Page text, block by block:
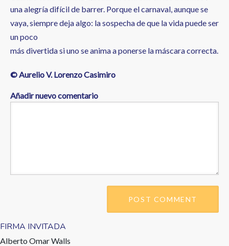
una alegría difícil de barrer. Porque el carnaval, aunque se
vaya, siempre deja algo: la sospecha de que la vida puede ser
un poco
más divertida si uno se anima a ponerse la máscara correcta.
© Aurelio V. Lorenzo Casimiro
Añadir nuevo comentario
FIRMA INVITADA
Alberto Omar Walls